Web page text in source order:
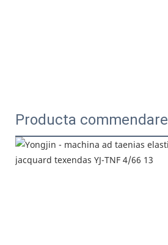
Producta commendare